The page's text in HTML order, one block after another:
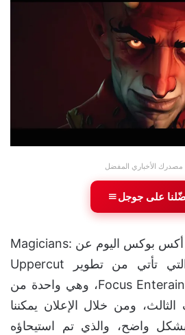
مصدرك الأخباري المفضل
على جوجل
تم الإعلان خلال عرض أكس بوكس اليوم عن Magicians:
The Devil’s Deal التي تأتي من تطوير Uppercut
Games و نشر Focus Enterainment، وهي واحدة من
ومن خلال الإعلان يمكننا
واضح، والذي تم استيحاؤه